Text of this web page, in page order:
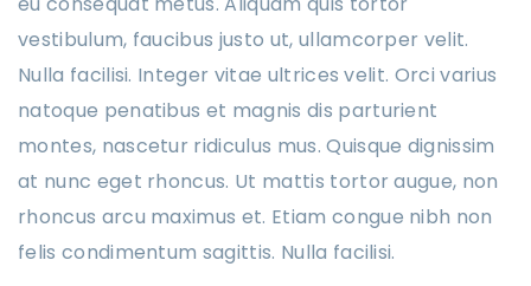
vestibulum, faucibus justo ut, ullamcorper velit.
Nulla facilisi. Integer vitae ultrices velit. Orci varius
natoque penatibus et magnis dis parturient
montes, nascetur ridiculus mus. Quisque dignissim
at nunc eget rhoncus. Ut mattis tortor augue, non
rhoncus arcu maximus et. Etiam congue nibh non
felis condimentum sagittis. Nulla facilisi.